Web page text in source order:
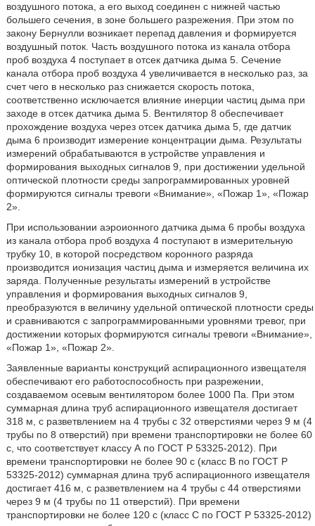
воздушного потока, а его выход соединен с нижней частью
большего сечения, в зоне большего разрежения. При этом по
закону Бернулли возникает перепад давления и формируется
воздушный поток. Часть воздушного потока из канала отбора
проб воздуха 4 поступает в отсек датчика дыма 5. Сечение
канала отбора проб воздуха 4 увеличивается в несколько раз, за
счет чего в несколько раз снижается скорость потока,
соответственно исключается влияние инерции частиц дыма при
заходе в отсек датчика дыма 5. Вентилятор 8 обеспечивает
прохождение воздуха через отсек датчика дыма 5, где датчик
дыма 6 производит измерение концентрации дыма. Результаты
измерений обрабатываются в устройстве управления и
формирования выходных сигналов 9, при достижении удельной
оптической плотности среды запрограммированных уровней
формируются сигналы тревоги «Внимание», «Пожар 1», «Пожар
2».
При использовании аэроионного датчика дыма 6 пробы воздуха
из канала отбора проб воздуха 4 поступают в измерительную
трубку 10, в которой посредством коронного разряда
производится ионизация частиц дыма и измеряется величина их
заряда. Полученные результаты измерений в устройстве
управления и формирования выходных сигналов 9,
преобразуются в величину удельной оптической плотности среды
и сравниваются с запрограммированными уровнями тревог, при
достижении которых формируются сигналы тревоги «Внимание»,
«Пожар 1», «Пожар 2».
Заявленные варианты конструкций аспирационного извещателя
обеспечивают его работоспособность при разрежении,
создаваемом осевым вентилятором более 1000 Па. При этом
суммарная длина труб аспирационного извещателя достигает
318 м, с разветвлением на 4 трубы с 32 отверстиями через 9 м (4
трубы по 8 отверстий) при времени транспортировки не более 60
с, что соответствует классу А по ГОСТ Р 53325-2012). При
времени транспортировки не более 90 с (класс В по ГОСТ Р
53325-2012) суммарная длина труб аспирационного извещателя
достигает 416 м, с разветвлением на 4 трубы с 44 отверстиями
через 9 м (4 трубы по 11 отверстий). При времени
транспортировки не более 120 с (класс С по ГОСТ Р 53325-2012)